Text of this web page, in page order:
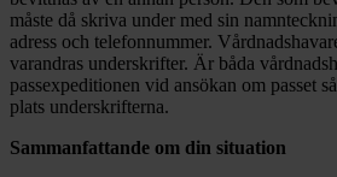
måste då skriva under med sin
adress och telefonnummer.
varandras underskrifter. Är båda
passexpeditionen vid ansökan om passet
plats underskrifterna.
Sammanfattande om din situation